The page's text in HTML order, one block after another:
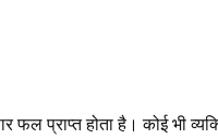
प्राप्त होता है। कोई भी